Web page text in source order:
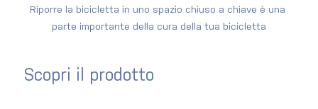
Riporre la bicicletta in uno spazio chiuso a chiave è una
parte importante della cura della tua bicicletta
Scopri il prodotto